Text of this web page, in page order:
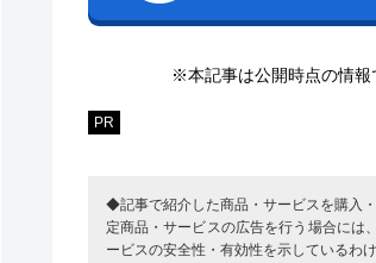
※本記事は公開時点の情報
PR
◆記事で紹介した商品・サービスを購入
定商品・サービスの広告を行う場合に
ービスの安全性・有効性を示しているわ